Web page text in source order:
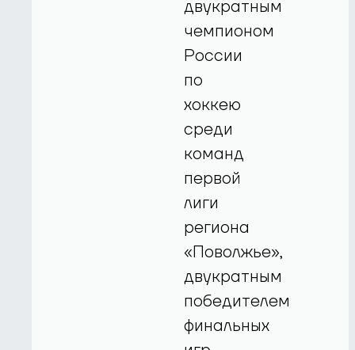
двукратным
чемпионом
России
по
хоккею
среди
команд
первой
лиги
региона
«Поволжье»,
двукратным
победителем
финальных